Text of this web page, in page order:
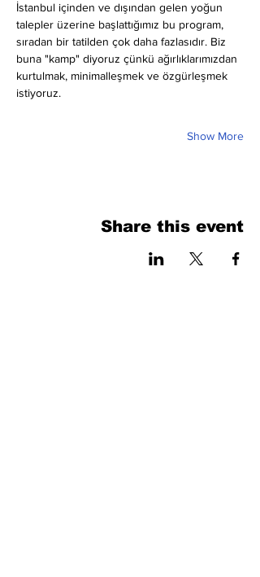
İstanbul içinden ve dışından gelen yoğun
talepler üzerine başlattığımız bu program,
sıradan bir tatilden çok daha fazlasıdır. Biz
buna "kamp" diyoruz çünkü ağırlıklarımızdan
kurtulmak, minimalleşmek ve özgürleşmek
istiyoruz.
Show More
Share this event